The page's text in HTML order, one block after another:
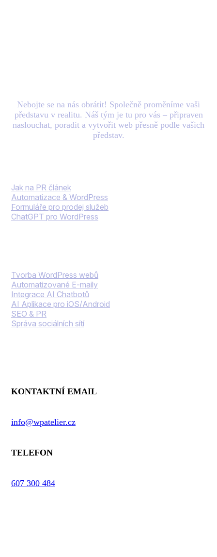
Nebojte se na nás obrátit! Společně proměníme vaši
představu v realitu. Náš tým je tu pro vás – připraven
naslouchat, poradit a vytvořit web přesně podle vašich
představ.
Jak na PR článek
Automatizace & WordPress
Formuláře pro prodej služeb
ChatGPT pro WordPress
Tvorba WordPress webů
Automatizované E-maily
Integrace AI Chatbotů
AI Aplikace pro iOS/Android
SEO & PR
Správa sociálních sítí
KONTAKTNÍ EMAIL
info@wpatelier.cz
TELEFON
607 300 484